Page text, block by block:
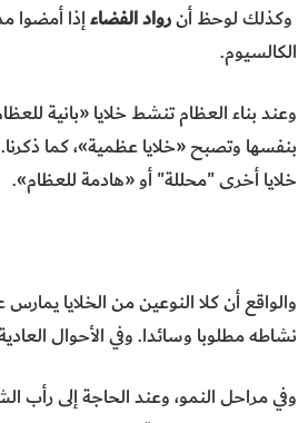
وكذلك لوحظ أنرواد الفضاءإذا أمضوا
الكالسيوم.
وعند بناء العظام تنشط خلايا «بانية
بنفسها وتصبح «خلايا عظمية»، كما
خلايا أخرى "محللة" أو «هادمة للعظام».
والواقع أن كلا النوعين من الخلايا
نشاطه مطلوبا وسائدا. وفي الأحوال
وفي مراحل النمو، وعند الحاجة إلى رأب